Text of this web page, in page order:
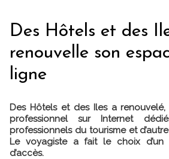
Des Hôtels et des
renouvelle son
ligne
Des Hôtels et des Iles a
professionnel sur Internet
professionnels du tourisme et
Le voyagiste a fait le choix d’un
d’accès.